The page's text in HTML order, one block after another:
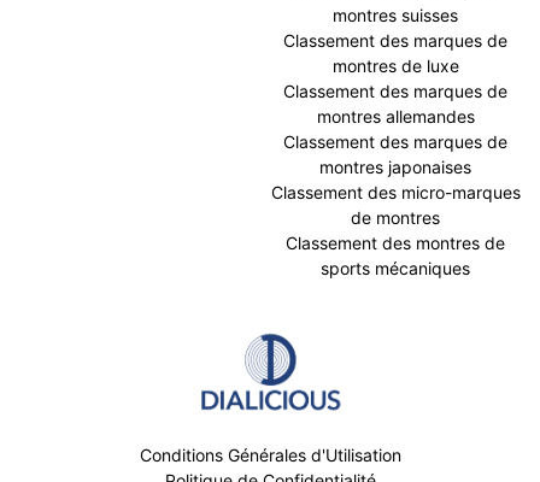
montres suisses
Classement des marques de
montres de luxe
Classement des marques de
montres allemandes
Classement des marques de
montres japonaises
Classement des micro-marques
de montres
Classement des montres de
sports mécaniques
Conditions Générales d'Utilisation